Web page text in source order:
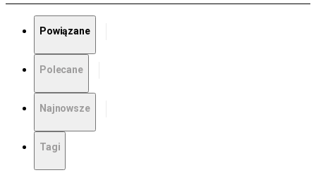
Powiązane
Polecane
Najnowsze
Tagi